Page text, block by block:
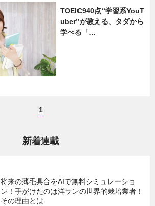
TOEIC940点“学習系YouT
uber”が教える、タダから
学べる「…
1
新着連載
将来の薄毛具合をAIで無料シミュレーショ
ン！手がけたのは洋ランの世界的栽培業者！
その理由とは